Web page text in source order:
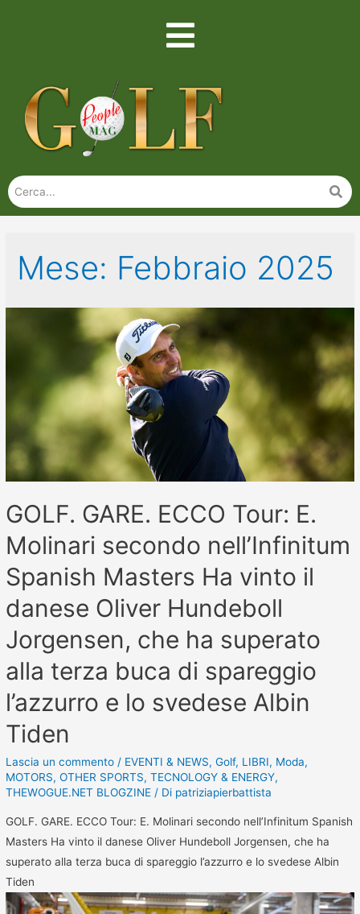
Mese: Febbraio 2025
GOLF. GARE. ECCO Tour: E.
Molinari secondo nell’Infinitum
Spanish Masters Ha vinto il
danese Oliver Hundeboll
Jorgensen, che ha superato
alla terza buca di spareggio
l’azzurro e lo svedese Albin
Tiden
Lascia un commento / EVENTI & NEWS,Golf, LIBRI, Moda,
MOTORS,OTHER SPORTS,TECNOLOGY & ENERGY,
THEWOGUE.NET BLOGZINE / Di patriziapierbattista
GOLF. GARE. ECCO Tour: E. Molinari secondo nell’Infinitum Spanish
Masters Ha vinto il danese Oliver Hundeboll Jorgensen, che ha
superato alla terza buca di spareggio l’azzurro e lo svedese Albin
Tiden